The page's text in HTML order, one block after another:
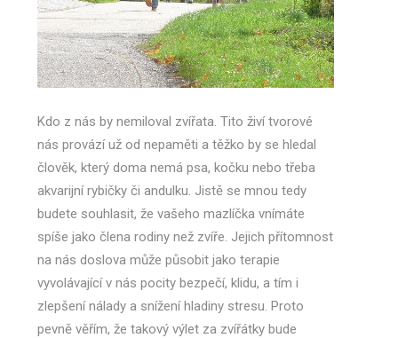
Kdo z nás by nemiloval zvířata. Tito živí tvorové
nás provází už od nepaměti a těžko by se hledal
člověk, který doma nemá psa, kočku nebo třeba
akvarijní rybičky či andulku. Jistě se mnou tedy
budete souhlasit, že vašeho mazlíčka vnímáte
spíše jako člena rodiny než zvíře. Jejich přítomnost
na nás doslova může působit jako terapie
vyvolávající v nás pocity bezpečí, klidu, a tím i
zlepšení nálady a snížení hladiny stresu. Proto
pevně věřím, že takový výlet za zvířátky bude